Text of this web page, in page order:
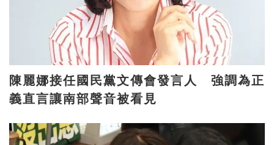
陳麗娜接任國民黨文傳會發言人 強調為正
義直言讓南部聲音被看見